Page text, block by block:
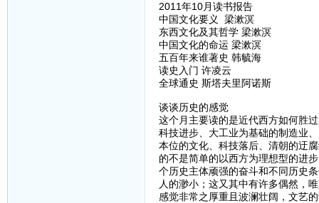
2011年10月读书报告
中国文化要义 梁漱溟
东西文化及其哲学 梁漱溟
中国文化的命运 梁漱溟
五百年来谁著史 韩毓海
读史入门 许凌云
全球通史 斯塔夫里阿诺斯
谈谈历史的感觉
这个月主要读的是近代西方如何胜
科技进步、大工业为基础的制造业
本位的文化、科技落后、清朝的迂
的不是简单的以西方为理想型的进
个历史主体顽强的奋斗和不同历史
人的渺小；这又其中有许多偶然，
感觉非常之厚重且波澜壮阔，文艺